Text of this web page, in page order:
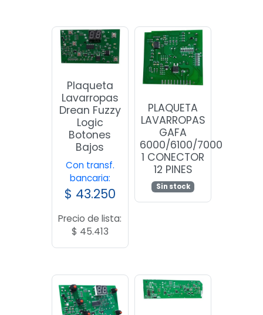
Plaqueta
Lavarropas
Drean Fuzzy
Logic
Botones
Bajos
Con transf.
bancaria:
$ 43.250
Precio de lista:
$ 45.413
PLAQUETA
LAVARROPAS
GAFA
6000/6100/7000
1 CONECTOR
12 PINES
Sin stock